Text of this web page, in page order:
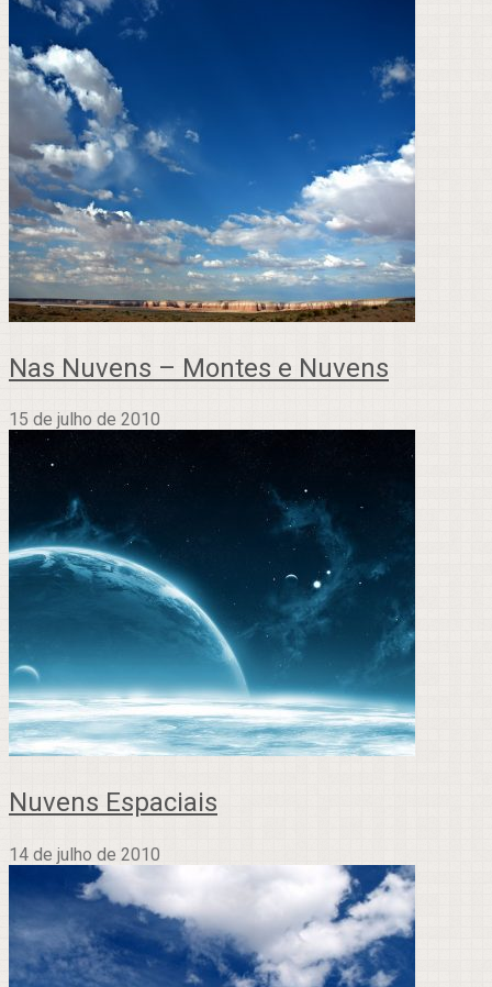
Nas Nuvens – Montes e Nuvens
15 de julho de 2010
Nuvens Espaciais
14 de julho de 2010